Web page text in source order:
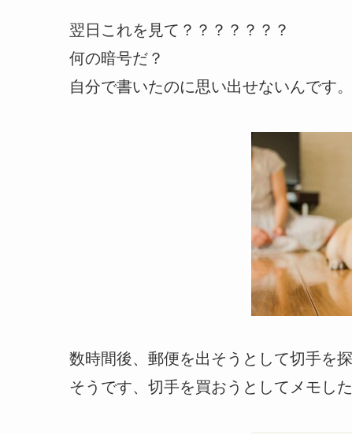
翌日これを見て？？？？？？？
何の暗号だ？
自分で書いたのに思い出せないんです。
数時間後、郵便を出そうとして切手を
そうです、切手を買おうとしてメモした